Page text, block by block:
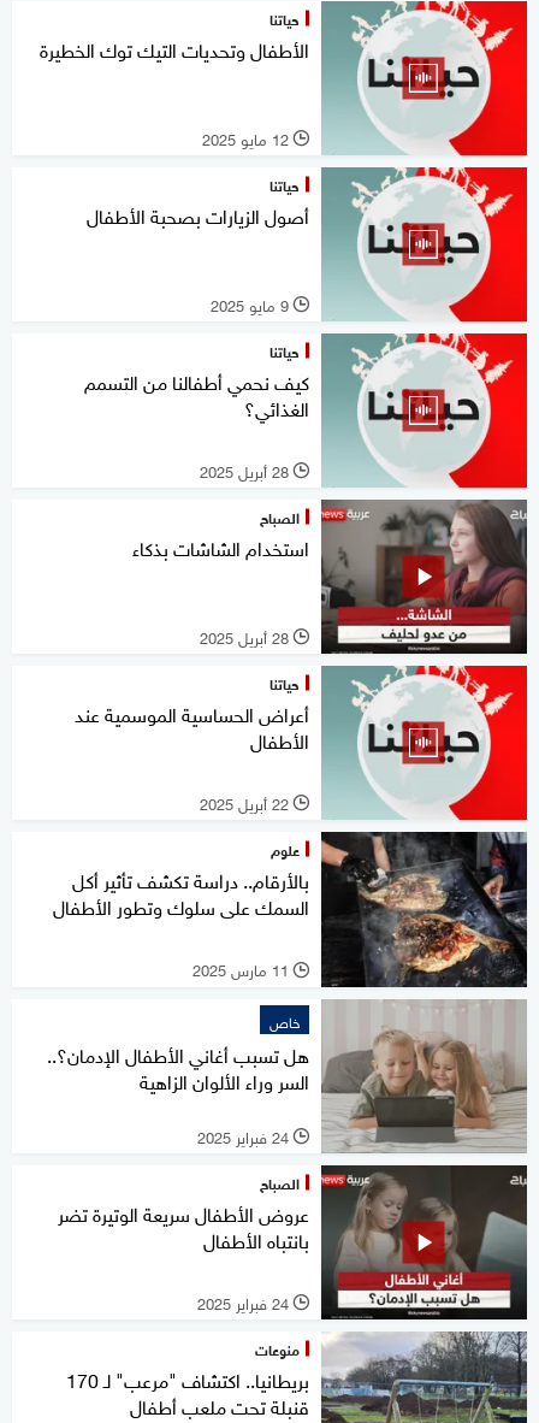
حياتنا
الأطفال وتحديات التيك توك الخطيرة
l 12 مايو 2025
حياتنا
أصول الزيارات بصحبة الأطفال
l 9 مايو 2025
حياتنا
كيف نحمي أطفالنا من التسمم
الغذائي؟
l 28 أبريل 2025
الصباح
استخدام الشاشات بذكاء
l 28 أبريل 2025
حياتنا
أعراض الحساسية الموسمية عند
الأطفال
l 22 أبريل 2025
علوم
بالأرقام.. دراسة تكشف تأثير أكل
السمك على سلوك وتطور الأطفال
l 11 مارس 2025
خاص
هل تسبب أغاني الأطفال الإدمان؟..
السر وراء الألوان الزاهية
l 24 فبراير 2025
الصباح
عروض الأطفال سريعة الوتيرة تضر
بانتباه الأطفال
l 24 فبراير 2025
منوعات
بريطانيا.. اكتشاف "مرعب" لـ 170
قنبلة تحت ملعب أطفال